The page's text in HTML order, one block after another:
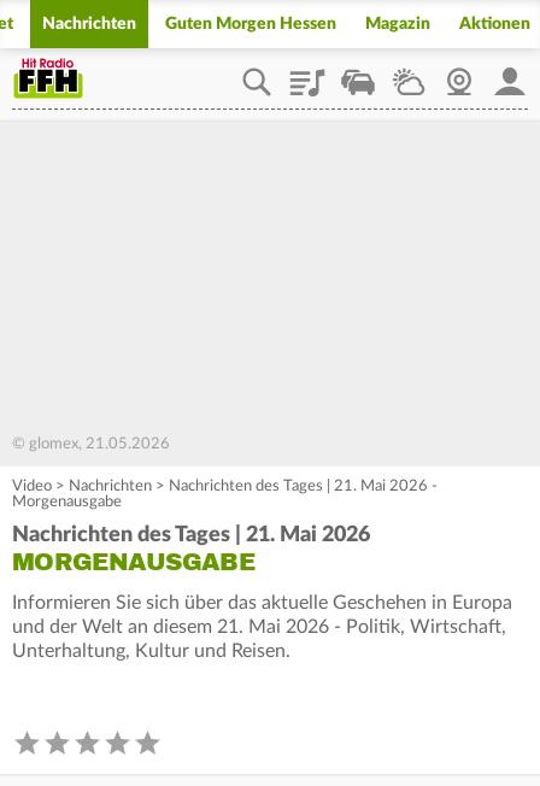
Nachrichten Guten Morgen Hessen Magazin Aktionen
PlaylistStaupilotWetterWebcam
© glomex, 21.05.2026
Video > Nachrichten > Nachrichten des Tages | 21. Mai 2026 -
Morgenausgabe
Nachrichten des Tages | 21. Mai 2026
MORGENAUSGABE
Informieren Sie sich über das aktuelle Geschehen in Europa
und der Welt an diesem 21. Mai 2026 - Politik, Wirtschaft,
Unterhaltung, Kultur und Reisen.